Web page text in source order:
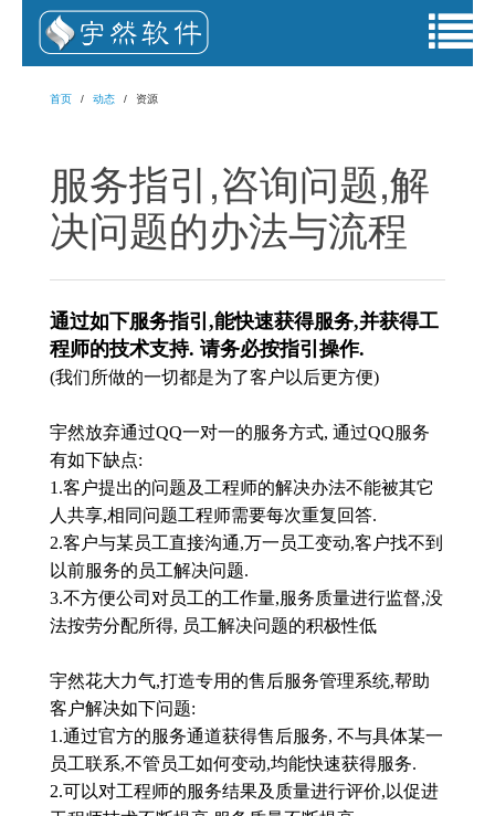
首页 动态 资源
服务指引,咨询问题,解
决问题的办法与流程
通过如下服务指引,能快速获得服务,并获得工
程师的技术支持. 请务必按指引操作.
(我们所做的一切都是为了客户以后更方便)
宇然放弃通过QQ一对一的服务方式, 通过QQ服务
有如下缺点:
1.客户提出的问题及工程师的解决办法不能被其它
人共享,相同问题工程师需要每次重复回答.
2.客户与某员工直接沟通,万一员工变动,客户找不到
以前服务的员工解决问题.
3.不方便公司对员工的工作量,服务质量进行监督,没
法按劳分配所得, 员工解决问题的积极性低
宇然花大力气,打造专用的售后服务管理系统,帮助
客户解决如下问题:
1.通过官方的服务通道获得售后服务, 不与具体某一
员工联系,不管员工如何变动,均能快速获得服务.
2.可以对工程师的服务结果及质量进行评价,以促进